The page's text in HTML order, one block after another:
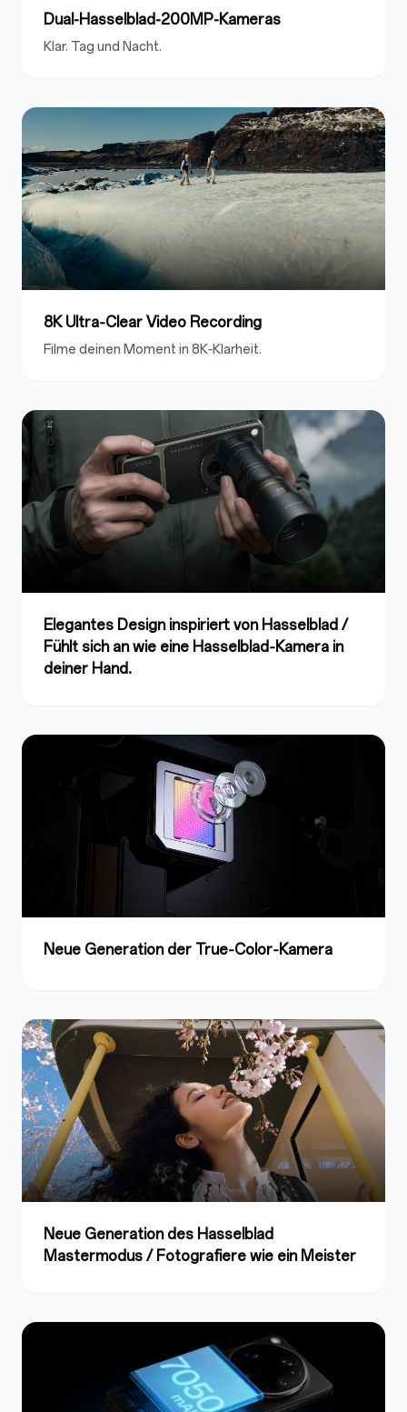
Dual-Hasselblad-200MP-Kameras
Klar. Tag und Nacht.
8K Ultra‑Clear Video Recording
Filme deinen Moment in 8K‑Klarheit.
Elegantes Design inspiriert von Hasselblad /
Fühlt sich an wie eine Hasselblad‑Kamera in
deiner Hand.
Neue Generation der True‑Color‑Kamera
Neue Generation des Hasselblad
Mastermodus / Fotografiere wie ein Meister